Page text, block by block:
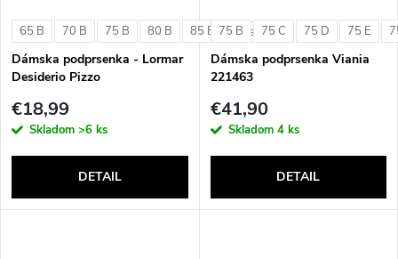
65 B 70 B 75 B 80 B 85 B + ďalšie
Dámska podprsenka - Lormar
Desiderio Pizzo
€18,99
Skladom >6 ks
DETAIL
75 B 75 C 75 D 75 E
Dámska podprsenka Viania
221463
€41,90
Skladom 4 ks
DETAIL